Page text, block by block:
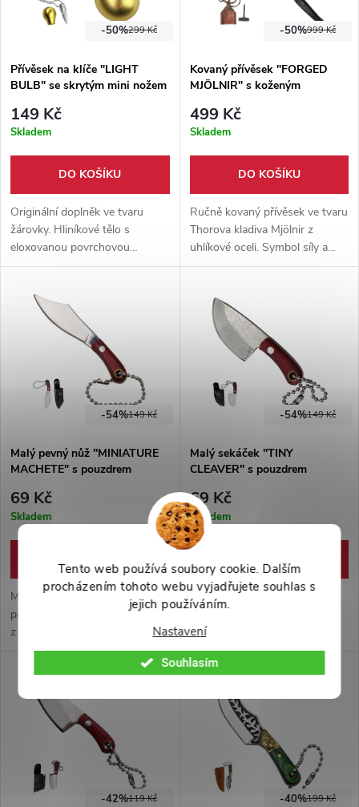
Tento web používá soubory cookie. Dalším
procházením tohoto webu vyjadřujete souhlas s
jejich používáním.
Nastavení
Souhlasím
299 Kč
-50%
Přívěsek na klíče "LIGHT
BULB" se skrytým mini nožem
149 Kč
Skladem
DO KOŠÍKU
Originální doplněk ve tvaru
žárovky. Hliníkové tělo s
eloxovanou povrchovou
úpravou a mini čepel z
praktický přívěsek na klíče nebo
999 Kč
-50%
Kovaný přívěsek "FORGED
MJÖLNIR" s koženým
499 Kč
Skladem
DO KOŠÍKU
Ručně kovaný přívěsek ve tvaru
Thorova kladiva Mjölnir z
uhlíkové oceli. Symbol síly a
ochrany, s koženým pouzdrem
ruční práce.
149 Kč
-54%
Malý pevný nůž "MINIATURE
MACHETE" s pouzdrem
69 Kč
Skladem
Miniaturní pevný nůž ve formě
přívěsku, dodáván s pouzdrem
z eko-kůže. Ostrá čepel
vyrobena z nerezové oceli ve
149 Kč
-54%
Malý sekáček "TINY
CLEAVER" s pouzdrem
69 Kč
Skladem
Miniaturní pevný sekáček ve
pouzdrem z eko-kůže. Ostrá
čepel vyrobena z nerezové oceli
ve full-tang konstrukci.
119 Kč
-42% 199 Kč
-40%